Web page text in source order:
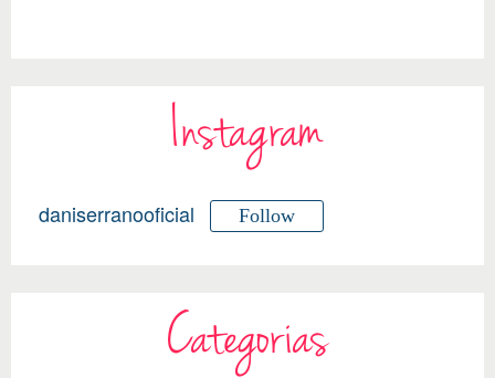
Instagram
daniserranooficial Follow
Categorias